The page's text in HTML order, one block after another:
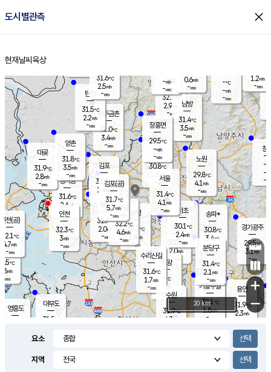
도시별관측 close
홈
현재날씨 육상
의도
℃
m/s
mm
영흥도
양주
32.7℃
2.9
-mm
과천
30.7℃
2.0m/s
- mm
용인
31.9℃
2.3m/s
경기광주
29.5℃
3.1m/s
-mm
대부도
31.5
경서동
31.6℃
2.6 m/s
-mm
파주금촌
31.0℃
3.4m/s
-mm
-℃
-m/s
-mm
대곶
31.9℃
2.8m/s
-mm
창
-
-m/
-
탄현
31.5℃
2.2m/s
-mm
1.2m/s
-mm
의왕
- ℃
m/s
mm
김포
32.2℃
1.4 m/s
mm
광명
32.1
℃
2.4 m/s
-mm
부천
31.7℃
2.0m/s
-mm
양촌
31.8℃
3.5m/s
-mm
구로
32.2℃
4.6m/s
-mm
은평
30.8℃
1.7 m/s
- mm
노원
29.8℃
4.1 m/s
-mm
송파*
30.8℃
3.4m/s
-mm
서초
30.1℃
2.4m/s
-mm
남방
31.4℃
3.5m/s
-mm
기흥구갈
32.1℃
1.8m/s
-
수리산길
31.6℃
1.7m/s
-mm
분당구
31.4℃
2.1 m/s
-mm
장흥면
29.5℃
-m/s
-mm
-m/s
-mm
인천(공)
32.1℃
4.7m/s
-mm
김포(공)
31.7℃
5.7m/s
-mm
수원
31.9℃
4.3 m/s
인천
32.3℃
3m/s
-mm
서울
31.4℃
4.1 m/s
-mm
31.6℃
2.5m/s
-mm
0.6m/s
-mm
+
−
20 km
요소
지역